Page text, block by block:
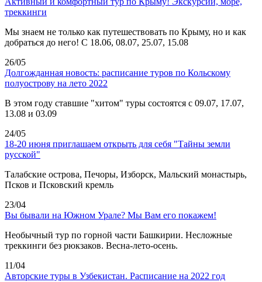
треккинги
Мы знаем не только как путешествовать по Крыму, но и как
добраться до него! С 18.06, 08.07, 25.07, 15.08
26/05
Долгожданная новость: расписание туров по Кольскому
полуострову на лето 2022
В этом году ставшие "хитом" туры состоятся с 09.07, 17.07,
13.08 и 03.09
24/05
18-20 июня приглашаем открыть для себя "Тайны земли
русской"
Талабские острова, Печоры, Изборск, Мальский монастырь,
Псков и Псковский кремль
23/04
Вы бывали на Южном Урале? Мы Вам его покажем!
Необычный тур по горной части Башкирии. Несложные
треккинги без рюкзаков. Весна-лето-осень.
11/04
Авторские туры в Узбекистан. Расписание на 2022 год